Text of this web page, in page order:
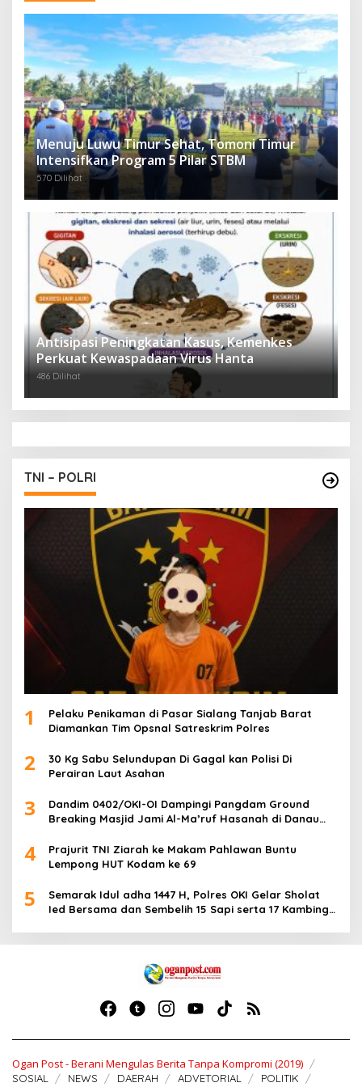
Menuju Luwu Timur Sehat, Tomoni Timur
Intensifkan Program 5 Pilar STBM
570 Dilihat
Antisipasi Peningkatan Kasus, Kemenkes
Perkuat Kewaspadaan Virus Hanta
486 Dilihat
TNI – POLRI
1
Pelaku Penikaman di Pasar Sialang Tanjab Barat
Diamankan Tim Opsnal Satreskrim Polres
2
30 Kg Sabu Selundupan Di Gagal kan Polisi Di
Perairan Laut Asahan
3
Dandim 0402/OKI-OI Dampingi Pangdam Ground
Breaking Masjid Jami Al-Ma’ruf Hasanah di Danau
4
Prajurit TNI Ziarah ke Makam Pahlawan Buntu
Lempong HUT Kodam ke 69
5
Semarak Idul adha 1447 H, Polres OKI Gelar Sholat
Ied Bersama dan Sembelih 15 Sapi serta 17 Kambing
Ogan Post - Berani Mengulas Berita Tanpa Kompromi (2019)
SOSIAL NEWS DAERAH ADVETORIAL
POLITIK